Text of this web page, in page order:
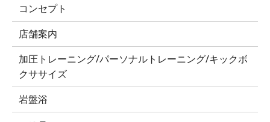
コンセプト
店舗案内
加圧トレーニング/パーソナルトレーニング/キックボ
クササイズ
岩盤浴